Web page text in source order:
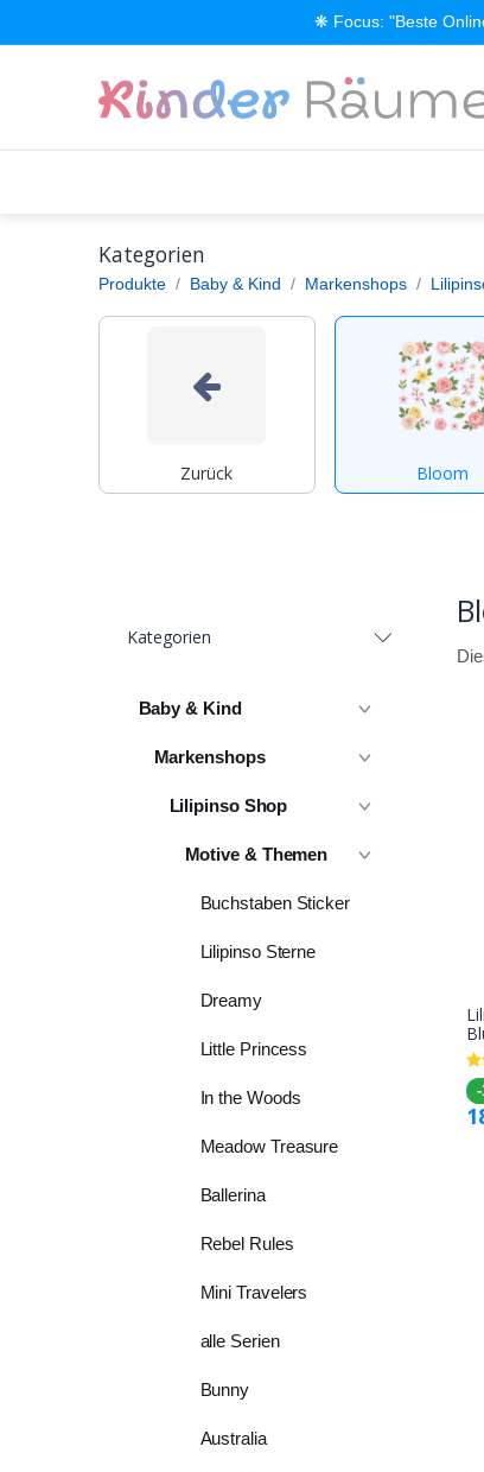
❋ Focus: "Beste
Kategorien
Produkte Baby & Kind Markenshops
Zurück Bloom
Kategorien
Baby & Kind
Markenshops
Lilipinso Shop
Motive & Themen
Buchstaben Sticker
Lilipinso Sterne
Dreamy
Little Princess
In the Woods
Meadow Treasure
Ballerina
Rebel Rules
Mini Travelers
alle Serien
Bunny
Australia